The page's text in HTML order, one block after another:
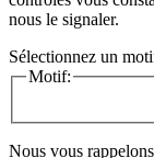
nous le signaler.
Sélectionnez un
Motif:
Nous vous